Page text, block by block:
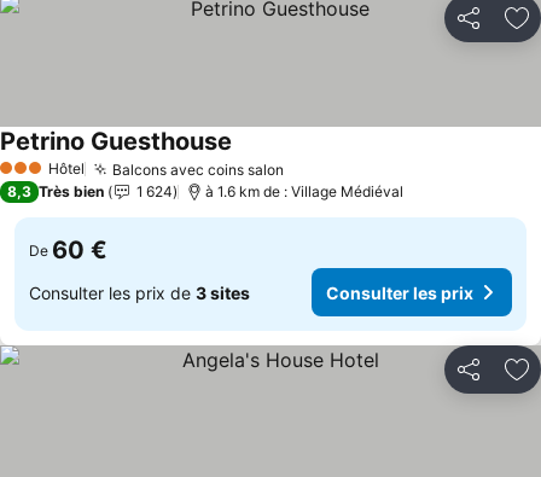
Partager
3 ÉtoilesHôtel Balcons avec coins salon
Petrino Guesthouse
8,3 Très bien 1 624 à 1.6 km de : Village Médiéval
De 60 €
Consulter les prix de 3 sites Consulter les prix
Partager